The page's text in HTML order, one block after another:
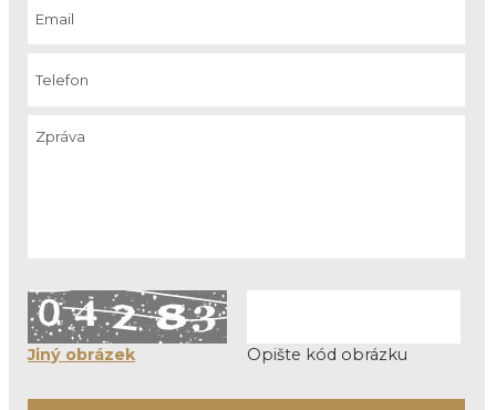
Jiný obrázek Opište kód obrázku